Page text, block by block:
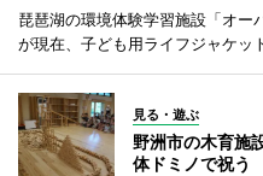
琵琶湖の環境体験学習施設「オー
が現在、子ども用ライフジャケッ
見る・遊ぶ
野洲市の木育施
体ドミノで祝う